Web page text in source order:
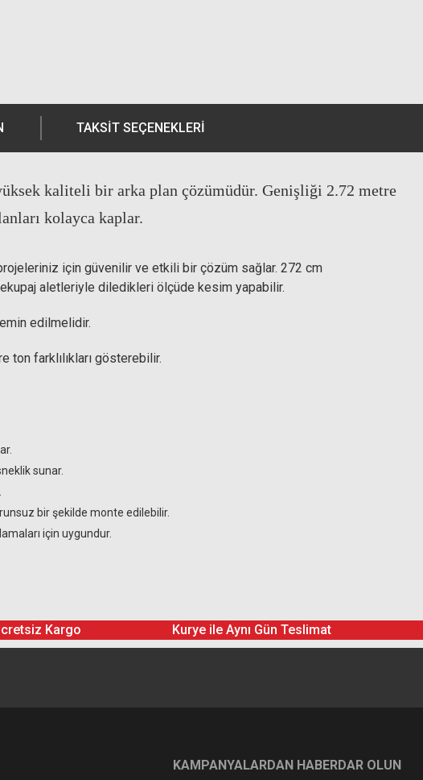
TAKSIT SEÇENEKLERI
kaliteli bir arka plan çözümüdür. Genişliği 2.72 metre
kolayca kaplar.​
için güvenilir ve etkili bir çözüm sağlar. 272 cm
aletleriyle diledikleri ölçüde kesim yapabilir.
edilmelidir.
ton farklılıkları gösterebilir.
sunar.
bir şekilde monte edilebilir.
için uygundur.
Kargo Kurye ile Aynı Gün Teslimat
KAMPANYALARDAN HABERDAR OLUN